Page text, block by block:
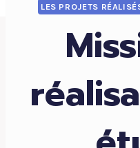
LES PROJETS